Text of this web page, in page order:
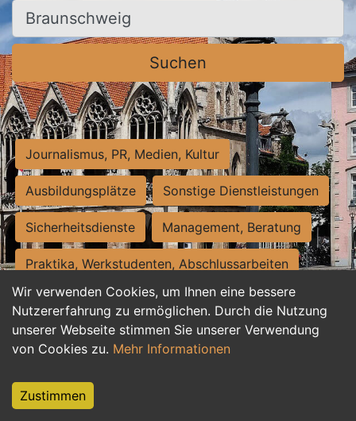
Wir verwenden Cookies, um Ihnen eine bessere
Nutzererfahrung zu ermöglichen. Durch die Nutzung
unserer Webseite stimmen Sie unserer Verwendung
von Cookies zu. Mehr Informationen
Zustimmen
Ort, Stadt
Suchen
Journalismus, PR, Medien, Kultur
Ausbildungsplätze Sonstige Dienstleistungen
Sicherheitsdienste Management, Beratung
Praktika, Werkstudenten, Abschlussarbeiten
Personalwesen Assistenz, Sekretariat
Hilfskräfte, Aushilfs- und Nebenjobs
Weiterbildung, Studium, duale Ausbildung